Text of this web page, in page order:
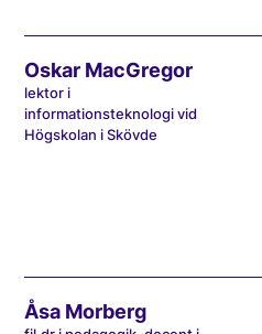
Oskar MacGregor
lektor i
informationsteknologi vid
Högskolan i Skövde
Åsa Morberg